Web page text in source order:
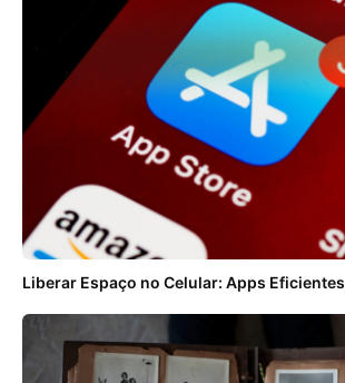
Liberar Espaço no Celular: Apps Eficientes